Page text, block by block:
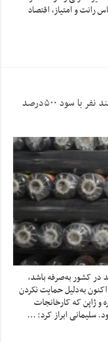
رانت و امتیاز، اقتصاد
سود ۵۰۰درصد
در کشور به‌صرفه باشد،
به‌دلیل حمایت نکردن
و ژاپن که کارخانجات
سلیمانی ابراز کرد: …